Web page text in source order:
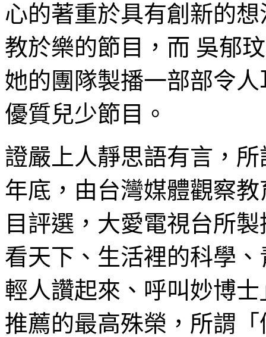
心的著重於具有創新的
教於樂的節目，而 吳郁
她的團隊製播一部部令
優質兒少節目。
證嚴上人靜思語有言，
年底，由台灣媒體觀察
目評選，大愛電視台所
看天下、生活裡的科學
輕人讚起來、呼叫妙博
推薦的最高殊榮，所謂